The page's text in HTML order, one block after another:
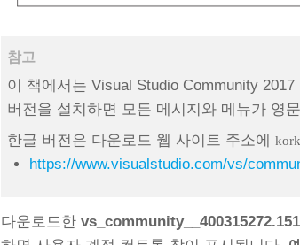
참고
이 책에서는 Visual Studio Community
버전을 설치하면 모든 메시지와 메뉴가 영
한글 버전은 다운로드 웹 사이트 주소에kork
https://www.visualstudio.com/vs/
다운로드한